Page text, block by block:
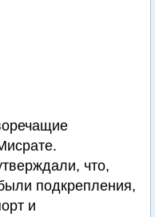
что,
подкрепления,
и